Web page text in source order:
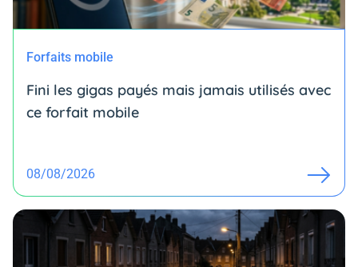
Forfaits mobile
Fini les gigas payés mais jamais utilisés avec
ce forfait mobile
08/08/2026